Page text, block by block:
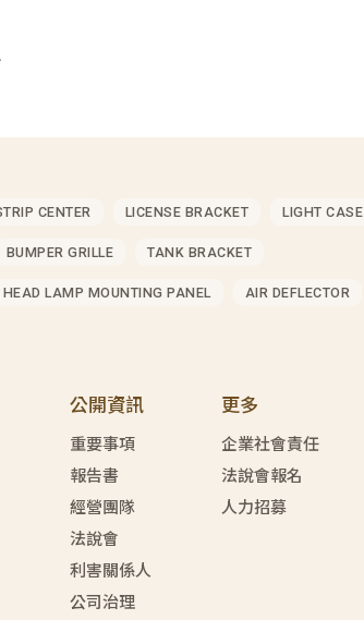
CENTER LICENSE BRACKET LIGHT CASE
BUMPER GRILLE TANK BRACKET
HEAD LAMP MOUNTING PANEL AIR DEFLECTOR
公開資訊
重要事項
報告書
經營團隊
法說會
利害關係人
公司治理
更多
企業社會責任
法說會報名
人力招募